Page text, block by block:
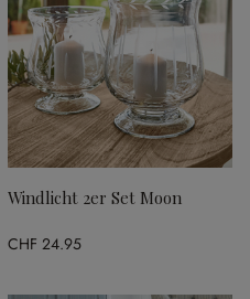
Windlicht 2er Set Moon
CHF 24.95